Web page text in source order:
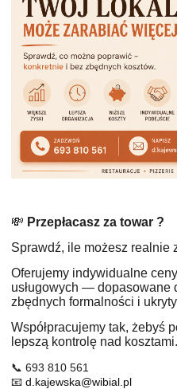
💸 Przepłacasz za towar ?
Sprawdź, ile możesz realnie
Oferujemy indywidualne
usługowych — dopasowane
zbędnych formalności i
Współpracujemy tak, żebyś
lepszą kontrolę nad kosztami.
📞 693 810 561
📧 d.kajewska@wibial.pl